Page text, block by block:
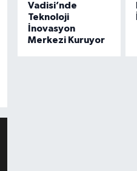
Vadisi’nde
Teknoloji
İnovasyon
Merkezi Kuruyor